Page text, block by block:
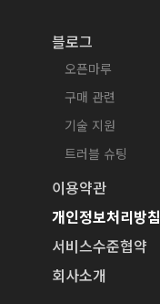
블로그
오픈마루
구매 관련
기술 지원
트러블 슈팅
이용약관
개인정보처리방침
서비스수준협약
회사소개